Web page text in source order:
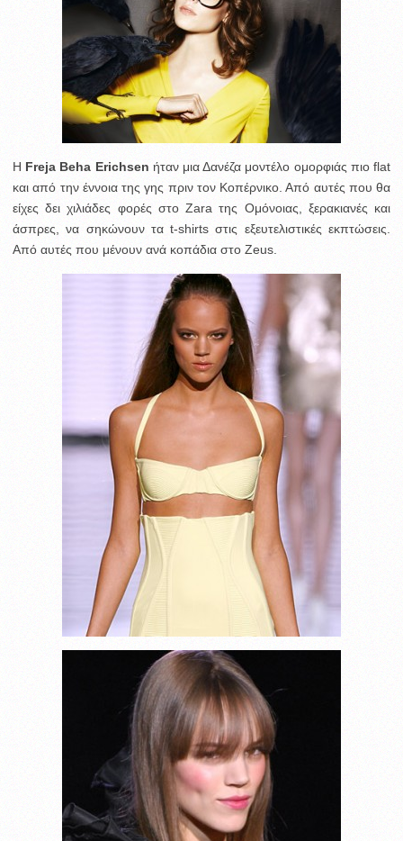
H Freja Beha Erichsen ήταν μια Δανέζα μοντέλο ομορφιάς πιο flat
και από την έννοια της γης πριν τον Κοπέρνικο.Από αυτές που θα
είχες δει χιλιάδες φορές στο Zara της Ομόνοιας, ξερακιανές και
άσπρες, να σηκώνουν τα t-shirts στις εξευτελιστικές εκπτώσεις.
Από αυτές που μένουν ανά κοπάδια στο Zeus.